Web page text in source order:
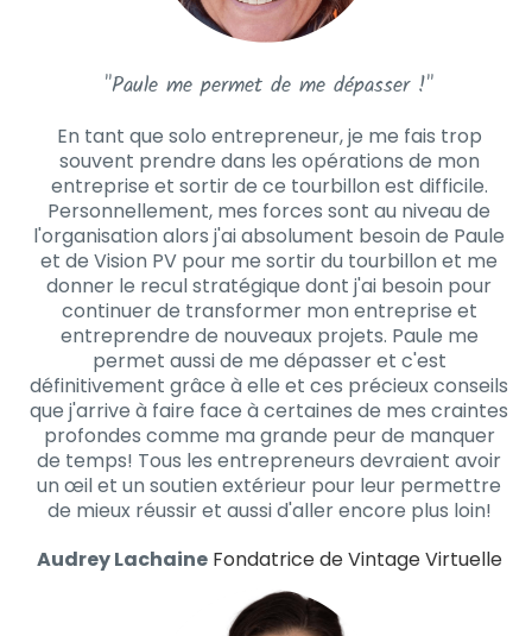
"Paule me permet de me dépasser !"
En tant que solo entrepreneur, je me fais trop
souvent prendre dans les opérations de mon
entreprise et sortir de ce tourbillon est difficile.
Personnellement, mes forces sont au niveau de
l'organisation alors j'ai absolument besoin de Paule
et de Vision PV pour me sortir du tourbillon et me
donner le recul stratégique dont j'ai besoin pour
continuer de transformer mon entreprise et
entreprendre de nouveaux projets. Paule me
permet aussi de me dépasser et c'est
définitivement grâce à elle et ces précieux conseils
que j'arrive à faire face à certaines de mes craintes
profondes comme ma grande peur de manquer
de temps! Tous les entrepreneurs devraient avoir
un œil et un soutien extérieur pour leur permettre
de mieux réussir et aussi d'aller encore plus loin!
Audrey LachaineFondatrice de Vintage Virtuelle